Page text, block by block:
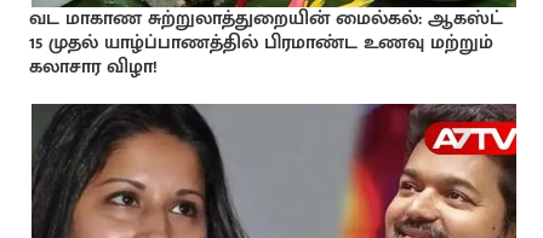
வட மாகாண சுற்றுலாத்துறையின் மைல்கல்: ஆகஸ்ட்
15 முதல் யாழ்ப்பாணத்தில் பிரமாண்ட உணவு மற்றும்
கலாசார விழா!